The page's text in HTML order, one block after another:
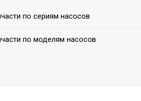
по сериям насосов
по моделям насосов